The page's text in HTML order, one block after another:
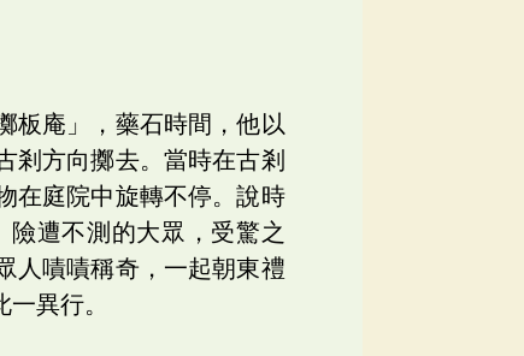
板庵」，藥石時間，他以
剎方向擲去。當時在古剎
在庭院中旋轉不停。說時
遭不測的大眾，受驚之
人嘖嘖稱奇，一起朝東禮
異行。